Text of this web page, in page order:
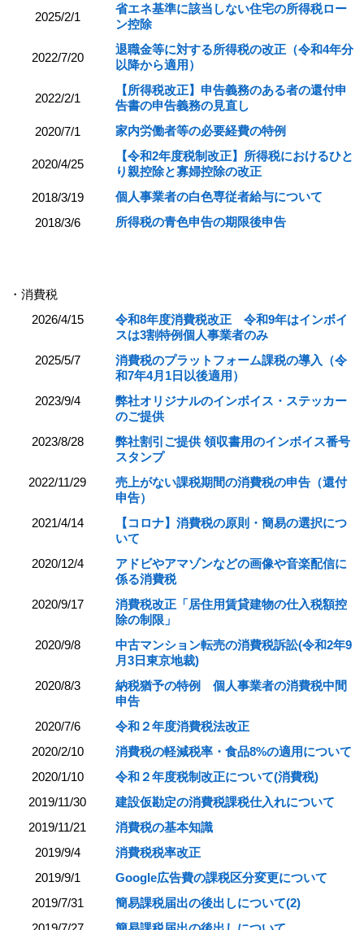
2025/2/1
省エネ基準に該当しない住宅の所得税ロー
ン控除
2022/7/20
退職金等に対する所得税の改正（令和4年分
以降から適用）
2022/2/1
【所得税改正】申告義務のある者の還付申
告書の申告義務の見直し
2020/7/1
家内労働者等の必要経費の特例
2020/4/25
【令和2年度税制改正】所得税におけるひと
り親控除と寡婦控除の改正
2018/3/19
個人事業者の白色専従者給与について
2018/3/6
所得税の青色申告の期限後申告
・消費税
2026/4/15
令和8年度消費税改正 令和9年はインボイ
スは3割特例個人事業者のみ
2025/5/7
消費税のプラットフォーム課税の導入（令
和7年4月1日以後適用）
2023/9/4
弊社オリジナルのインボイス・ステッカー
のご提供
2023/8/28
弊社割引ご提供 領収書用のインボイス番号
スタンプ
2022/11/29
売上がない課税期間の消費税の申告（還付
申告）
2021/4/14
【コロナ】消費税の原則・簡易の選択につ
いて
2020/12/4
アドビやアマゾンなどの画像や音楽配信に
係る消費税
2020/9/17
消費税改正「居住用賃貸建物の仕入税額控
除の制限」
2020/9/8
中古マンション転売の消費税訴訟(令和2年9
月3日東京地裁)
2020/8/3
納税猶予の特例 個人事業者の消費税中間
申告
2020/7/6
令和２年度消費税法改正
2020/2/10
消費税の軽減税率・食品8%の適用について
2020/1/10
令和２年度税制改正について(消費税)
2019/11/30
建設仮勘定の消費税課税仕入れについて
2019/11/21
消費税の基本知識
2019/9/4
消費税税率改正
2019/9/1
Google広告費の課税区分変更について
2019/7/31
簡易課税届出の後出しについて(2)